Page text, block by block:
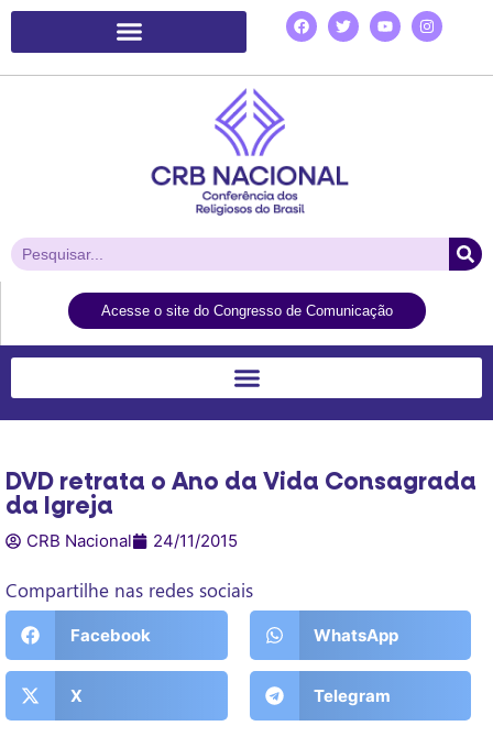
Acesse o site do Congresso de Comunicação
DVD retrata o Ano da Vida Consagrada
da Igreja
CRB Nacional 24/11/2015
Compartilhe nas redes sociais
Facebook WhatsApp
X Telegram